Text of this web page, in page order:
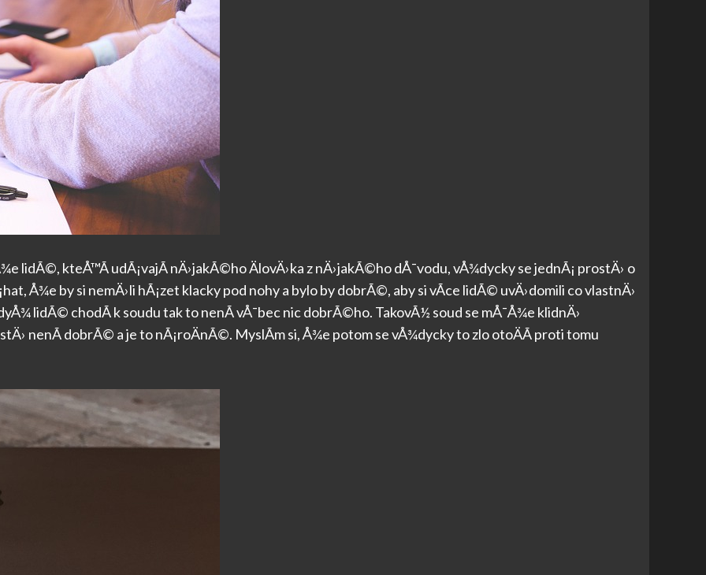
lidÃ©, kteÅ™Ã­ udÃ¡vajÃ­ nÄ›jakÃ©ho ÄlovÄ›ka z nÄ›jakÃ©ho dÅ¯vodu, vÅ¾dycky se jednÃ¡ prostÄ› o
Å¾e by si nemÄ›li hÃ¡zet klacky pod nohy a bylo by dobrÃ©, aby si vÃ­ce lidÃ© uvÄ›domili co vlastnÄ›
lidÃ© chodÃ­ k soudu tak to nenÃ­ vÅ¯bec nic dobrÃ©ho. TakovÃ½ soud se mÅ¯Å¾e klidnÄ›
nenÃ­ dobrÃ© a je to nÃ¡roÄnÃ©. MyslÃ­m si, Å¾e potom se vÅ¾dycky to zlo otoÄÃ­ proti tomu